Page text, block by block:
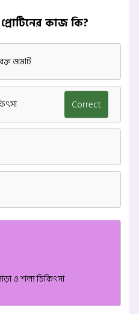
কাজ কি?
জমাট
Correct
ও শল্য চিকিৎসা